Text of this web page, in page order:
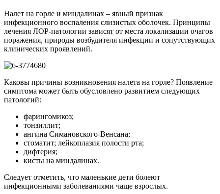
Налет на горле и миндалинах – явный признак
инфекционного воспаления слизистых оболочек. Принципы
лечения ЛОР-патологии зависят от места локализации очагов
поражения, природы возбудителя инфекции и сопутствующих
клинических проявлений.
Каковы причины возникновения налета на горле? Появление
симптома может быть обусловлено развитием следующих
патологий:
фарингомикоз;
тонзиллит;
ангина Симановского-Венсана;
стоматит; лейкоплазия полости рта;
дифтерия;
кисты на миндалинах.
Следует отметить, что маленькие дети болеют
инфекционными заболеваниями чаще взрослых.